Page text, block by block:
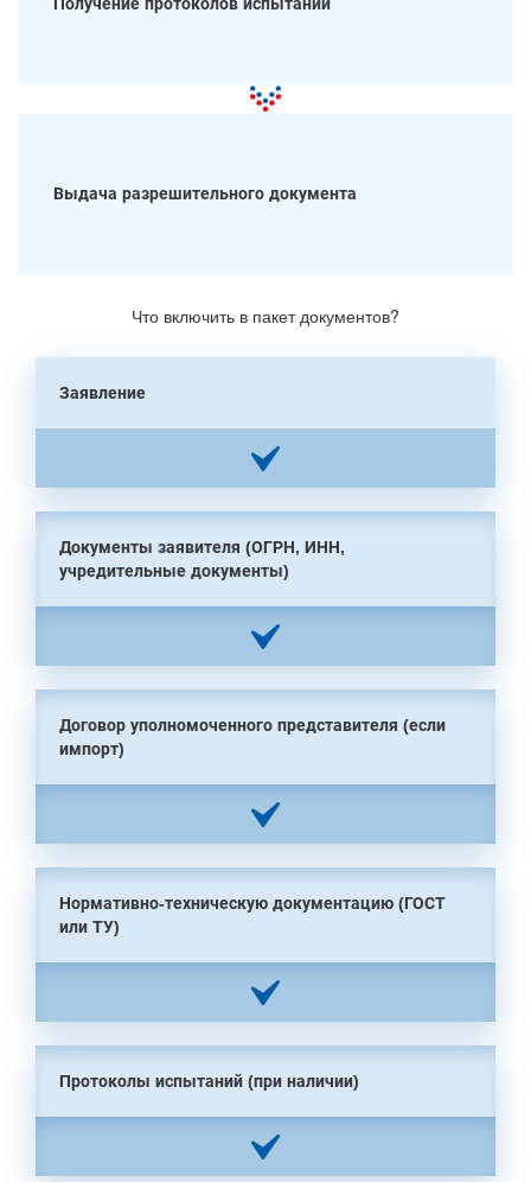
Выдача разрешительного документа
Что включить в пакет документов?
Заявление
Документы заявителя (ОГРН, ИНН,
учредительные документы)
Договор уполномоченного представителя (если
импорт)
Нормативно-техническую документацию (ГОСТ
или ТУ)
Протоколы испытаний (при наличии)